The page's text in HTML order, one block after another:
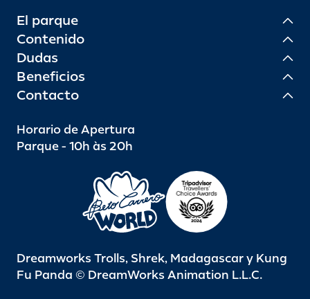
El parque
Contenido
Dudas
Beneficios
Contacto
Horario de Apertura
Parque - 10h às 20h
Dreamworks Trolls, Shrek, Madagascar y Kung
Fu Panda © DreamWorks Animation L.L.C.